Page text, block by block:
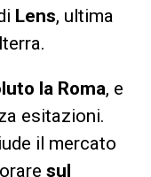
Lens, ultima
la Roma, e
esitazioni.
il mercato
sul